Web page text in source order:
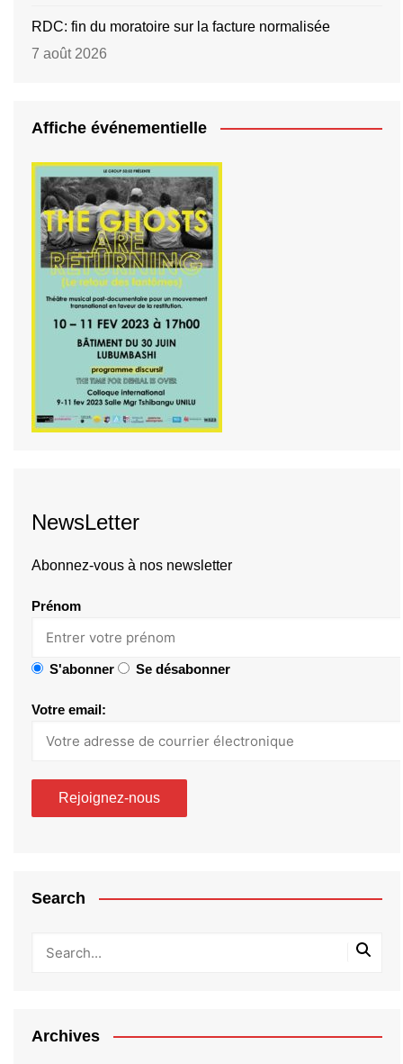
RDC: fin du moratoire sur la facture normalisée
7 août 2026
Affiche événementielle
NewsLetter
Abonnez-vous à nos newsletter
Prénom
S'abonner Se désabonner
Votre email:
Search
Archives